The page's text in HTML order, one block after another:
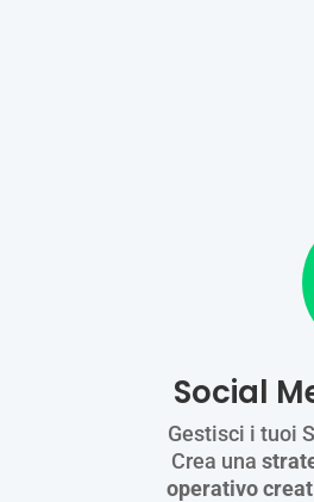
Social
Gestisci i tuoi
Crea una
operativo